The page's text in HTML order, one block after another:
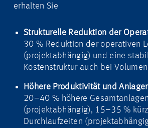
erhalten Sie
Strukturelle Reduktion der
30 % Reduktion der operativen
(projektabhängig) und eine
Kostenstruktur auch bei
Höhere Produktivität und
20–40 % höhere
(projektabhängig), 15–35 %
Durchlaufzeiten